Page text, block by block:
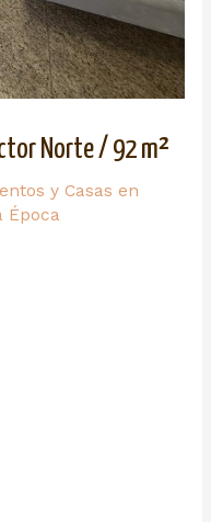
Norte / 92 m²
y Casas en
Época